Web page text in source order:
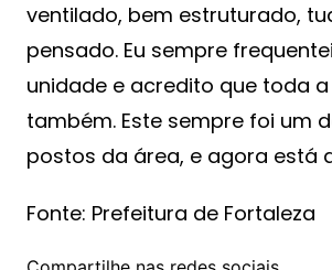
ventilado, bem estruturado,
pensado. Eu sempre
unidade e acredito que toda
também. Este sempre foi um
postos da área, e agora está
Fonte: Prefeitura de Fortaleza